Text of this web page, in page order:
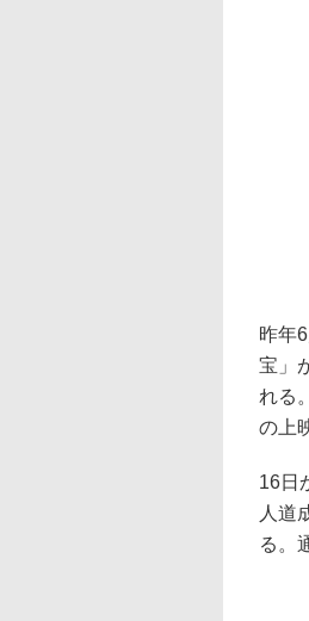
昨年
宝」
れる
の上
16日
人道
る。